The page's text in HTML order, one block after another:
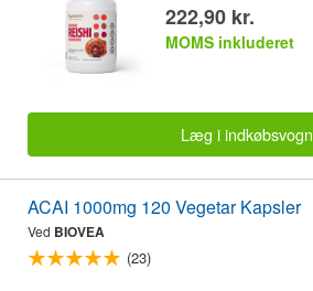
222,90 kr.
MOMS inkluderet
Læg i indkøbsvogn
ACAI 1000mg 120 Vegetar Kapsler
Ved BIOVEA
(23)